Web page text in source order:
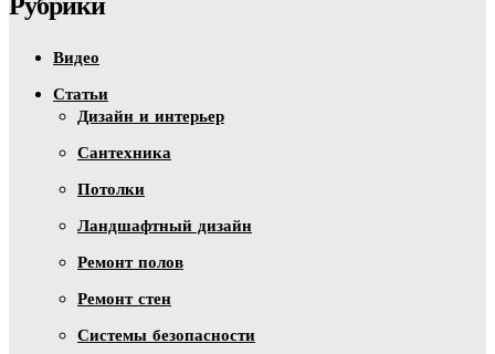
Видео
Статьи
Дизайн и интерьер
Сантехника
Потолки
Ландшафтный дизайн
Ремонт полов
Ремонт стен
Системы безопасности